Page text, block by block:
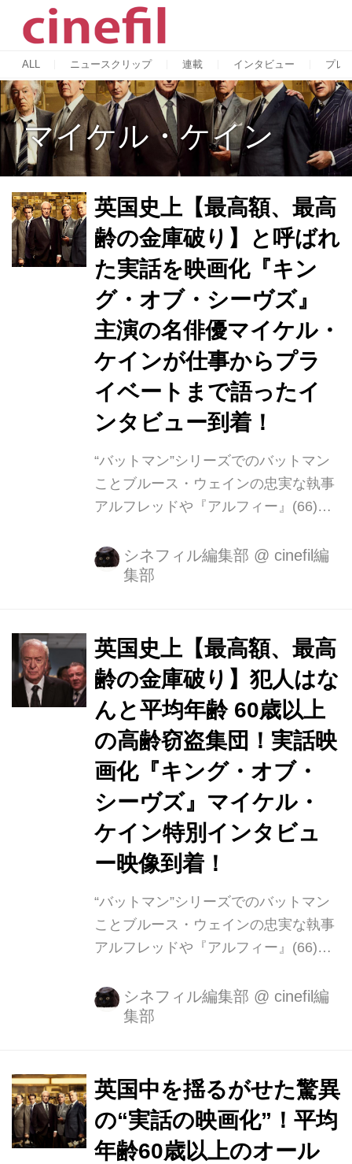
ALL ニュースクリップ 連載 インタビュー プレ
マイケル・ケイン
英国史上【最高額、最高
齢の金庫破り】と呼ばれ
た実話を映画化『キン
グ・オブ・シーヴズ』
主演の名俳優マイケル・
ケインが仕事からプラ
イベートまで語ったイ
ンタビュー到着！
“バットマン”シリーズでのバットマン
ことブルース・ウェインの忠実な執事
アルフレッドや『アルフィー』(66)、
アカデミー賞®受賞など、英国が世界
に誇る名俳優、マイケル・ケイン主演
ハットンガーデンの貸金庫から 1,400
万£(約 25 億円)相当の大量の宝石や現
金が盗まれる事件が起きた。犯人はな
んと平均年齢 60 歳以上の高齢窃盗集
団。 本作は、英国史上【最高額、最高
齢の金庫破り】と呼ばれた実話の映画
化である。 監督は第 87 回アカデミー
賞®では5部門にノミネート、エディ・
レッドメ...
シネフィル編集部 @ cinefil編
集部
英国史上【最高額、最高
齢の金庫破り】犯人はな
んと平均年齢 60歳以上
の高齢窃盗集団！実話映
画化『キング・オブ・
シーヴズ』マイケル・
ケイン特別インタビュ
ー映像到着！
“バットマン”シリーズでのバットマン
ことブルース・ウェインの忠実な執事
アルフレッドや『アルフィー』(66)、
アカデミー賞®受賞など、英国が世界
に誇る名俳優、マイケル・ケイン主演
中を驚きの渦に巻き込んだ衝撃の 窃盗
劇の実話『キング・オブ・シーヴズ』
が 2021 年1/15(金)に公開初日が決定!
このたび、窃盗団のリーダー・ブライ
シネフィル編集部 @ cinefil編
集部
英国中を揺るがせた驚異
の“実話の映画化”！平均
年齢60歳以上のオール